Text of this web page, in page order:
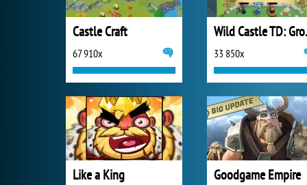
Castle Craft
67 910x
Wild
33 850x
Like a King Goodgame Empire